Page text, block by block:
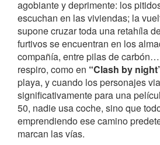
agobiante y deprimente: los
escuchan en las viviendas; la
supone cruzar toda una retahíla
furtivos se encuentran en los
compañía, entre pilas de
respiro, como en “Clash by
playa, y cuando los personajes
significativamente para una
50, nadie usa coche, sino que
emprendiendo ese camino
marcan las vías.